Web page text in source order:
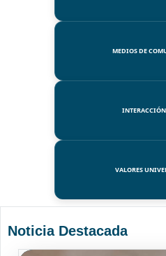
MEDIOS DE
VALORES
Noticia Destacada